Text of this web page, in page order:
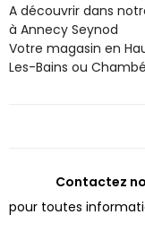
A découvrir dans
à Annecy Seynod
Votre magasin en
Les-Bains ou
Contactez
pour toutes